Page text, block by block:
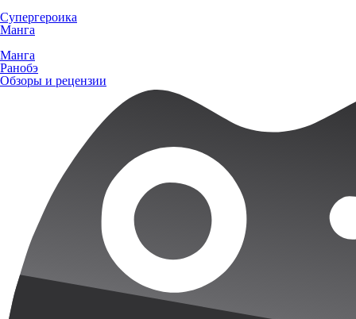
Супергероика
Манга
Манга
Ранобэ
Обзоры и рецензии